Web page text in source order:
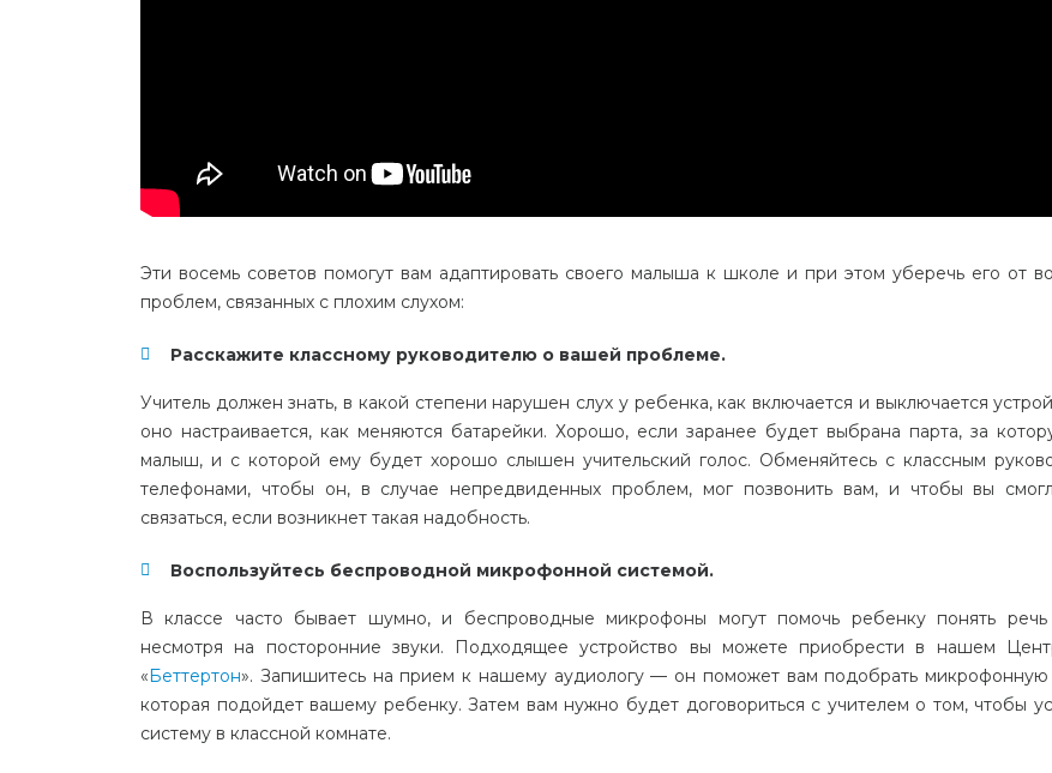
Эти восемь советов помогут вам адаптировать своего малыша к школе и при этом уберечь его от
проблем, связанных с плохим слухом:
Расскажите классному руководителю о вашей проблеме.
Учитель должен знать, в какой степени нарушен слух у ребенка, как включается и выключается
оно настраивается, как меняются батарейки. Хорошо, если заранее будет выбрана парта, за
малыш, и с которой ему будет хорошо слышен учительский голос. Обменяйтесь с классным
телефонами, чтобы он, в случае непредвиденных проблем, мог позвонить вам, и чтобы вы
связаться, если возникнет такая надобность.
Воспользуйтесь беспроводной микрофонной системой.
В классе часто бывает шумно, и беспроводные микрофоны могут помочь ребенку понять речь
несмотря на посторонние звуки. Подходящее устройство вы можете приобрести в нашем
«Беттертон». Запишитесь на прием к нашему аудиологу — он поможет вам подобрать микрофонную
которая подойдет вашему ребенку. Затем вам нужно будет договориться с учителем о том, чтобы
систему в классной комнате.